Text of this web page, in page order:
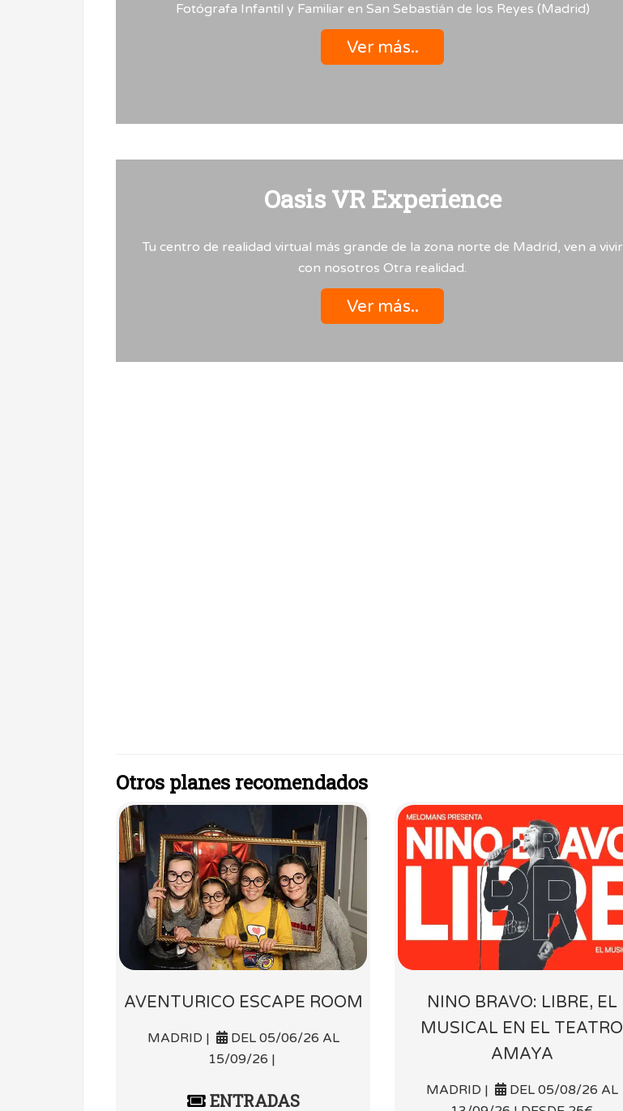
Fotógrafa Infantil y Familiar en San Sebastián de los Reyes (Madrid)
Ver más..
Oasis VR Experience
Tu centro de realidad virtual más grande de la zona norte de Madrid, ven a vivir
con nosotros Otra realidad.
Ver más..
Otros planes recomendados
AVENTURICO ESCAPE ROOM
MADRID |
DEL 05/06/26 AL
15/09/26 |
ENTRADAS
NINO BRAVO: LIBRE, EL
MUSICAL EN EL TEATRO
AMAYA
MADRID |
DEL 05/08/26 AL